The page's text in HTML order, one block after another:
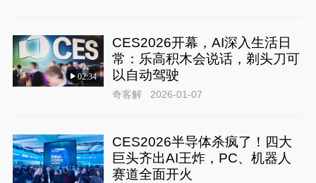
02:34
CES2026开幕，AI深入生活日
常：乐高积木会说话，剃头刀可
以自动驾驶
奇客解 2026-01-07
CES2026半导体杀疯了！四大
巨头齐出AI王炸，PC、机器人
赛道全面开火